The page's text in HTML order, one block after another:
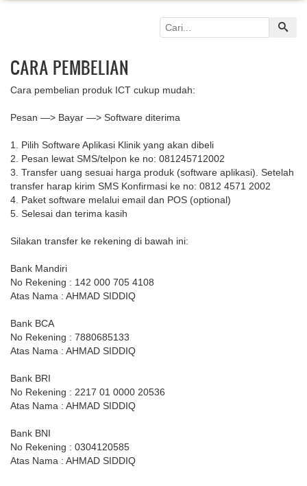
CARA PEMBELIAN
Cara pembelian produk ICT cukup mudah:
Pesan —> Bayar —> Software diterima
1. Pilih Software Aplikasi Klinik yang akan dibeli
2. Pesan lewat SMS/telpon ke no: 081245712002
3. Transfer uang sesuai harga produk (software aplikasi). Setelah
transfer harap kirim SMS Konfirmasi ke no: 0812 4571 2002
4. Paket software melalui email dan POS (optional)
5. Selesai dan terima kasih
Silakan transfer ke rekening di bawah ini:
Bank Mandiri
No Rekening : 142 000 705 4108
Atas Nama : AHMAD SIDDIQ
Bank BCA
No Rekening : 7880685133
Atas Nama : AHMAD SIDDIQ
Bank BRI
No Rekening : 2217 01 0000 20536
Atas Nama : AHMAD SIDDIQ
Bank BNI
No Rekening : 0304120585
Atas Nama : AHMAD SIDDIQ